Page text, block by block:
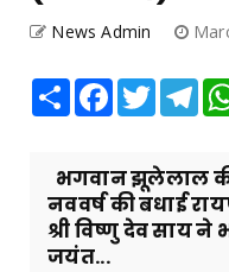
News Admin
Share Facebook
Twitter
भगवान झूलेलाल
नववर्ष की बधाई
श्री विष्णु देव साय
जयंत...